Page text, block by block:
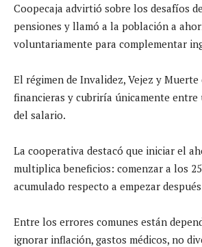
Coopecaja advirtió sobre los desafíos
pensiones y llamó a la población a
voluntariamente para complementar
El régimen de Invalidez, Vejez y
financieras y cubriría únicamente entre
del salario.
La cooperativa destacó que iniciar el
multiplica beneficios: comenzar a los
acumulado respecto a empezar
Entre los errores comunes están
ignorar inflación, gastos médicos, no